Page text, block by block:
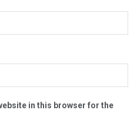
in this browser for the